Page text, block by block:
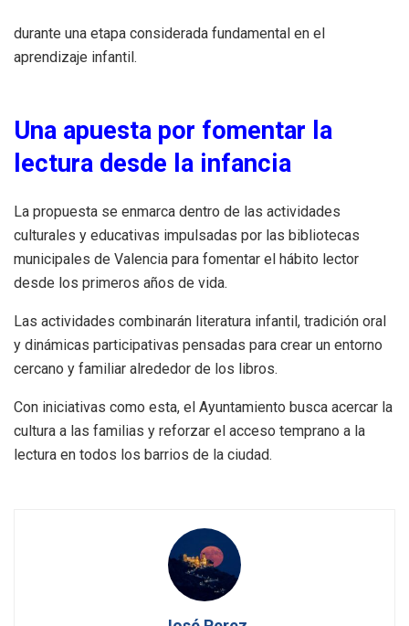
durante una etapa considerada fundamental en el
aprendizaje infantil.
Una apuesta por fomentar la
lectura desde la infancia
La propuesta se enmarca dentro de las actividades
culturales y educativas impulsadas por las bibliotecas
municipales de Valencia para fomentar el hábito lector
desde los primeros años de vida.
Las actividades combinarán literatura infantil, tradición oral
y dinámicas participativas pensadas para crear un entorno
cercano y familiar alrededor de los libros.
Con iniciativas como esta, el Ayuntamiento busca acercar la
cultura a las familias y reforzar el acceso temprano a la
lectura en todos los barrios de la ciudad.